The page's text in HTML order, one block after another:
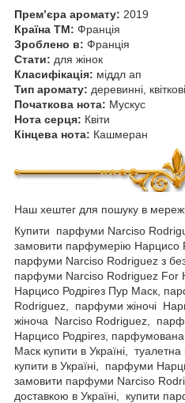
Прем’єра аромату: 2019
Країна ТМ: Франція
Зроблено в: Франція
Стати: для жінок
Класифікація: міддл ап
Тип аромату: деревинні,
Початкова нота: Мускус
Нота серця: Квіти
Кінцева нота: Кашмеран
Наш хештег для пошуку в
Купити парфуми Narciso
замовити парфумерію Нарцисо
парфуми Narciso Rodriguez з
парфуми Narciso Rodriguez
Нарцисо Родрігез Пур Маск,
Rodriguez, парфуми жіночі
жіноча Narciso Rodriguez,
Нарцисо Родрігез,
Маск купити в Україні,
купити в Україні, парфуми
замовити парфуми Narciso
доставкою в Україні, купити